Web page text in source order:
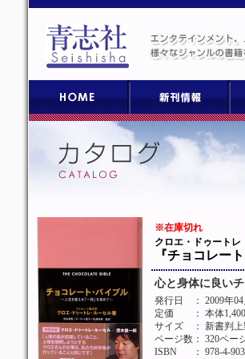
※在庫切れ
クロエ・ドゥートレ
『チョコレー
心と身体に良い
発行日
： 2009年
定価
： 本体
サイズ
： 新書判
ページ数： 320ペー
ISBN
： 978-4-